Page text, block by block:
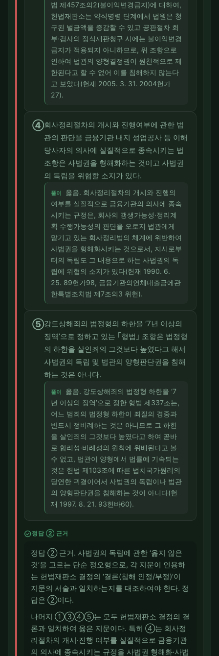
법 제457조의2(불이익변경금지)에 대하여,
헌법재판소는 약식명령 단계에서 법원은 청
구된 벌금액을 증감할 수 있고 공판절차 회
부·검사의 정식재판청구 시에는 불이익변경
금지가 적용되지 아니하므로, 위 조항으로
인하여 법관의 양형결정권이 원천적으로 제
한된다고 할 수 없어 이를 침해하지 않는다
고 보았다(헌재 2005. 3. 31. 2004헌가
27).
④회사정리절차의 개시와 진행여부에 관한 법
관의 판단을 금융기관 내지 성업공사 등 이해
당사자의 의사에 실질적으로 종속시키는 법
조항은 사법권을 형해화하는 것이고 사법권
의 독립을 위협할 소지가 있다.
풀이
옳음. 회사정리절차의 개시와 진행의
여부를 실질적으로 금융기관의 의사에 종속
시키는 규정은, 회사의 갱생가능성·정리계
획 수행가능성의 판단을 오로지 법관에게
맡기고 있는 회사정리법의 체계에 위반하여
사법권을 형해화시키는 것으로서, 지시로부
터의 독립도 그 내용으로 하는 사법권의 독
립에 위협의 소지가 있다(헌재 1990. 6.
25. 89헌가98, 금융기관의연체대출금에관
한특별조치법 제7조의3 위헌).
⑤강도상해죄의 법정형의 하한을 ‘7년 이상의
징역’으로 정하고 있는 ｢형법｣ 조항은 법정형
의 하한을 살인죄의 그것보다 높였다고 해서
사법권의 독립 및 법관의 양형판단권을 침해
하는 것은 아니다.
풀이
옳음. 강도상해죄의 법정형 하한을 ‘7
년 이상의 징역’으로 정한 형법 제337조는,
어느 범죄의 법정형 하한이 죄질의 경중과
반드시 정비례하는 것은 아니므로 그 하한
을 살인죄의 그것보다 높였다고 하여 곧바
로 합리성·비례성의 원칙에 위배된다고 볼
수 없고, 법관이 양형에서 법률에 기속되는
것은 헌법 제103조에 따른 법치국가원리의
당연한 귀결이어서 사법권의 독립이나 법관
의 양형판단권을 침해하는 것이 아니다(헌
재 1997. 8. 21. 93헌바60).
check_circle정답 ② 근거
정답 ② 근거. 사법권의 독립에 관한 ‘옳지 않은
것’을 고르는 단순 정오형으로, 각 지문이 인용하
는 헌법재판소 결정의 ‘결론(침해 인정/부정)’이
지문의 서술과 일치하는지를 대조하여야 한다. 정
답은 ②이다.
나머지 ①③④⑤는 모두 헌법재판소 결정의 결
론과 일치하여 옳은 지문이다. 특히 ④는 회사정
리절차의 개시·진행 여부를 실질적으로 금융기관
의 의사에 종속시키는 규정을 사법권 형해화·사법